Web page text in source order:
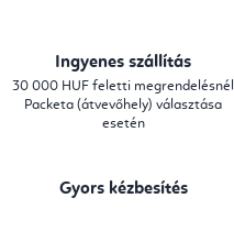
Ingyenes szállítás
30 000 HUF feletti megrendelésnél
Packeta (átvevőhely) választása
esetén
Gyors kézbesítés